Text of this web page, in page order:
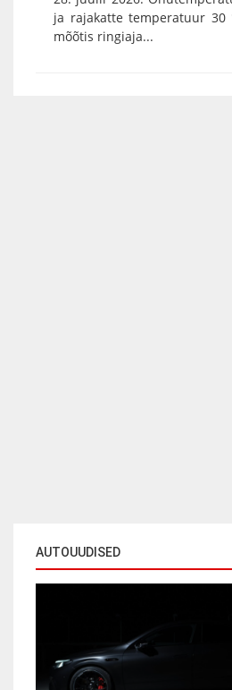
AUTOUUDISED
ja rajakatte temperatuur 30
mõõtis ringiaja...